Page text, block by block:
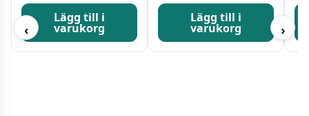
‹
Lägg till i
varukorg
Lägg till i
varukorg ›